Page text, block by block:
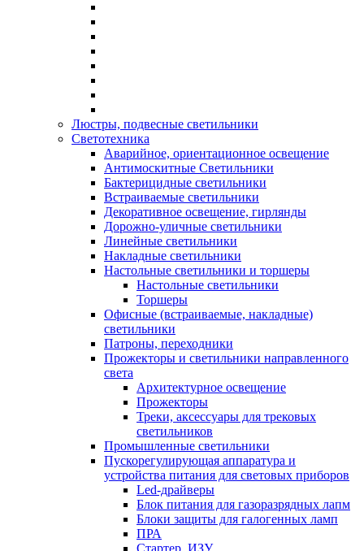
Люстры, подвесные светильники
Светотехника
Аварийное, ориентационное освещение
Антимоскитные Светильники
Бактерицидные светильники
Встраиваемые светильники
Декоративное освещение, гирлянды
Дорожно-уличные светильники
Линейные светильники
Накладные светильники
Настольные светильники и торшеры
Настольные светильники
Торшеры
Офисные (встраиваемые, накладные)
светильники
Патроны, переходники
Прожекторы и светильники направленного
света
Архитектурное освещение
Прожекторы
Треки, аксессуары для трековых
светильников
Промышленные светильники
Пускорегулирующая аппаратура и
устройства питания для световых приборов
Led-драйверы
Блок питания для газоразрядных лапм
Блоки защиты для галогенных ламп
ПРА
Стартер, ИЗУ